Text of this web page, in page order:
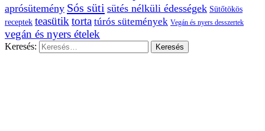
aprósütemény Sós süti sütés nélküli édességek Sütőtökös
receptek teasütiktorta túrós sütemények Vegán és nyers desszertek
vegán és nyers ételek
Keresés: